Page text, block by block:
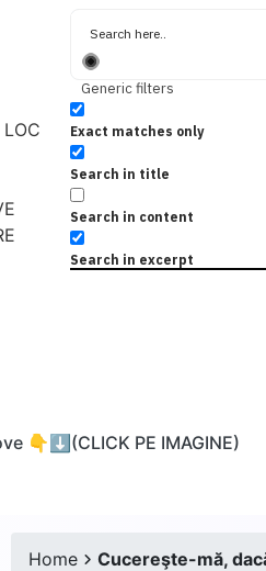
Generic filters
Exact matches only
Search in title
Search in content
Search in excerpt
👇⬇️(CLICK PE IMAGINE)
Home Cucereşte-mă,